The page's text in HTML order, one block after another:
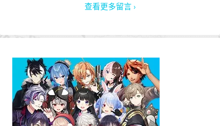
查看更多留言 ›